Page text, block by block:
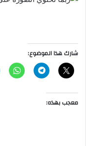
شارك هذا الموضوع:
معجب بهذه: